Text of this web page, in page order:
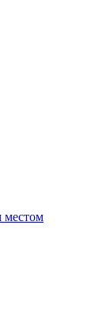
местом